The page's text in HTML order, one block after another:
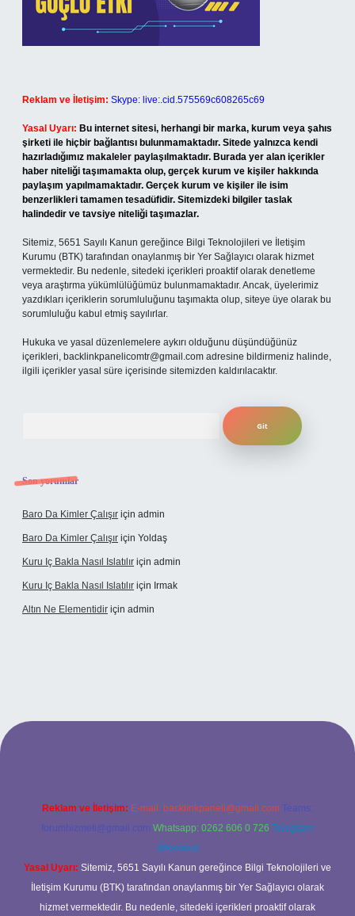
Reklam ve İletişim: Skype: live:.cid.575569c608265c69
Yasal Uyarı: Bu internet sitesi, herhangi bir marka, kurum veya şahıs
şirketi ile hiçbir bağlantısı bulunmamaktadır. Sitede yalnızca kendi
hazırladığımız makaleler paylaşılmaktadır. Burada yer alan içerikler
haber niteliği taşımamakta olup, gerçek kurum ve kişiler hakkında
paylaşım yapılmamaktadır. Gerçek kurum ve kişiler ile isim
benzerlikleri tamamen tesadüfidir. Sitemizdeki bilgiler taslak
halindedir ve tavsiye niteliği taşımazlar.
Sitemiz, 5651 Sayılı Kanun gereğince Bilgi Teknolojileri ve İletişim
Kurumu (BTK) tarafından onaylanmış bir Yer Sağlayıcı olarak hizmet
vermektedir. Bu nedenle, sitedeki içerikleri proaktif olarak denetleme
veya araştırma yükümlülüğümüz bulunmamaktadır. Ancak, üyelerimiz
yazdıkları içeriklerin sorumluluğunu taşımakta olup, siteye üye olarak bu
sorumluluğu kabul etmiş sayılırlar.
Hukuka ve yasal düzenlemelere aykırı olduğunu düşündüğünüz
içerikleri, backlinkpanelicomtr@gmail.com adresine bildirmeniz halinde,
ilgili içerikler yasal süre içerisinde sitemizden kaldırılacaktır.
Son yorumlar
Baro Da Kimler Çalışır için admin
Baro Da Kimler Çalışır için Yoldaş
Kuru Iç Bakla Nasıl Islatılır için admin
Kuru Iç Bakla Nasıl Islatılır için Irmak
Altın Ne Elementidir için admin
güncel giriş
Reklam ve İletişim: E-mail: backlinkpaneli@gmail.com Teams:
forumhizmeti@gmail.com Whatsapp: 0262 606 0 726 Telegram:
@karabul
Yasal Uyarı: Sitemiz, 5651 Sayılı Kanun gereğince Bilgi Teknolojileri ve
İletişim Kurumu (BTK) tarafından onaylanmış bir Yer Sağlayıcı olarak
hizmet vermektedir. Bu nedenle, sitedeki içerikleri proaktif olarak